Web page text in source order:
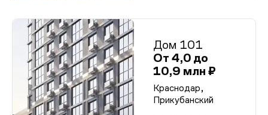
Дом 101
От 4,0 до
10,9 млн ₽
Краснодар,
Прикубанский